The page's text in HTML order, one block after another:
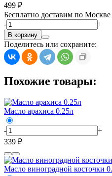
499 ₽
Бесплатно доставим по
-
+
В корзину
Поделитесь или сохраните:
Похожие товары:
Масло арахиса 0.25л
-
+
339 ₽
Масло виноградной косточки